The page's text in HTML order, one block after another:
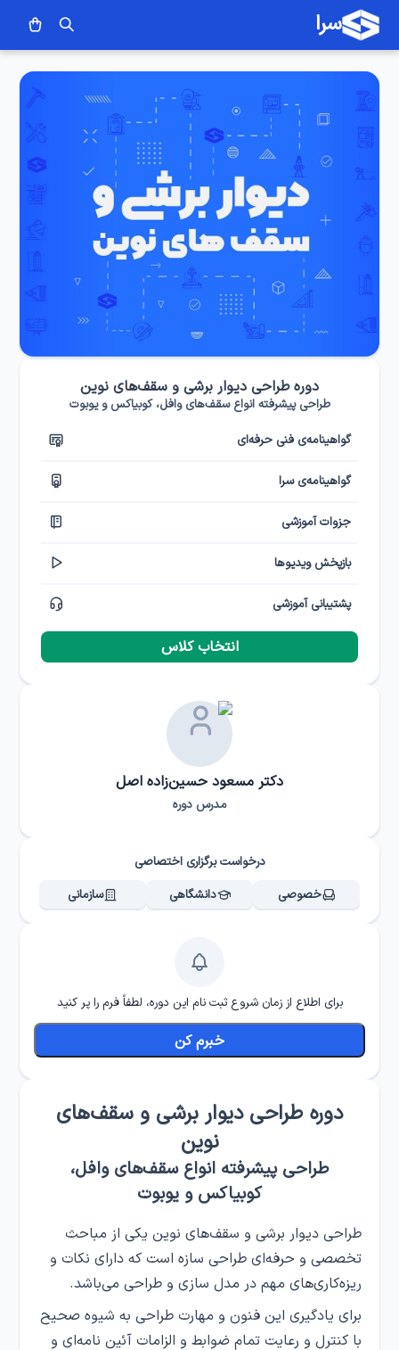
سرا
دوره طراحی دیوار برشی و سقف‌های نوین
طراحی پیشرفته انواع سقف‌‎های وافل، کوبیاکس و یوبوت
گواهینامه‌ی فنی حرفه‌ای
گواهینامه‌ی سرا
جزوات آموزشی
بازپخش ویدیوها
پشتیبانی آموزشی
انتخاب کلاس
دوره طراحی دیوار برشی و سقف‌های
نوین
طراحی پیشرفته انواع سقف‌‎های وافل،
کوبیاکس و یوبوت
طراحی دیوار برشی و سقف‌های نوین یکی از مباحث
تخصصی و حرفه‌ای طراحی سازه است که دارای نکات و
ریزه‌کاری‌های مهم در مدل سازی و طراحی می‌باشد.
برای یادگیری این فنون و مهارت طراحی به شیوه صحیح
با کنترل و رعایت تمام ضوابط و الزامات آئین نامه‌ای و
دکتر مسعود حسین‌زاده اصل
مدرس دوره
درخواست برگزاری اختصاصی
خصوصی
دانشگاهی سازمانی
برای اطلاع از زمان شروع ثبت نام این دوره، لطفاً فرم را پر کنید
خبرم کن